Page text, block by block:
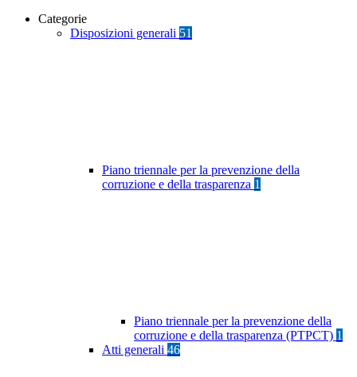
Categorie
Disposizioni generali 51
Piano triennale per la prevenzione della
corruzione e della trasparenza 1
Piano triennale per la prevenzione della
corruzione e della trasparenza (PTPCT) 1
Atti generali 46